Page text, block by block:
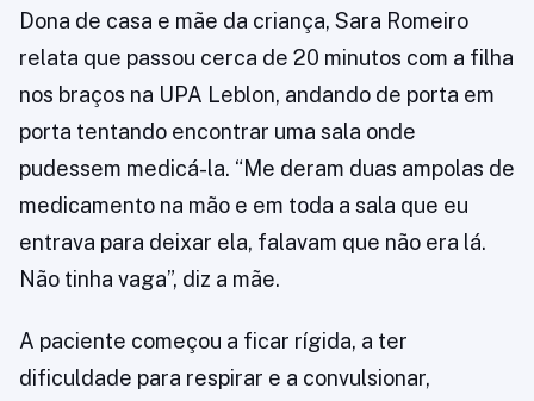
Dona de casa e mãe da criança, Sara Romeiro
relata que passou cerca de 20 minutos com a filha
nos braços na UPA Leblon, andando de porta em
porta tentando encontrar uma sala onde
pudessem medicá-la. “Me deram duas ampolas de
medicamento na mão e em toda a sala que eu
entrava para deixar ela, falavam que não era lá.
Não tinha vaga”, diz a mãe.
A paciente começou a ficar rígida, a ter
dificuldade para respirar e a convulsionar,